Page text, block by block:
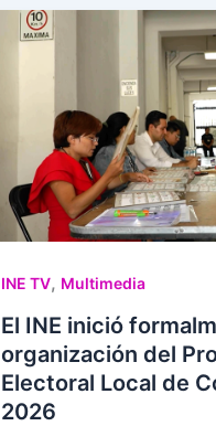
INE TV, Multimedia
El INE inició
organización del
Electoral Local de
2026